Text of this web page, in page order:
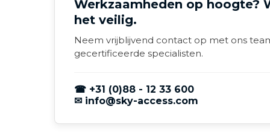
Werkzaamheden op hoogte?
het veilig.
Neem vrijblijvend contact op met ons
gecertificeerde specialisten.
☎ +31 (0)88 - 12 33 600
✉ info@sky-access.com